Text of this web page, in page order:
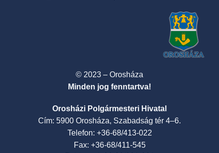
© 2023 – Orosháza
Minden jog fenntartva!
Orosházi Polgármesteri Hivatal
Cím: 5900 Orosháza, Szabadság tér 4–6.
Telefon: +36-68/413-022
Fax: +36-68/411-545